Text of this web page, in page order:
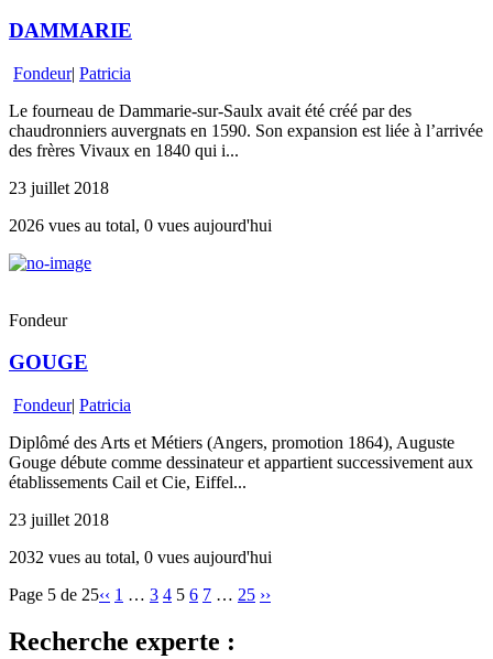
DAMMARIE
Fondeur| Patricia
Le fourneau de Dammarie-sur-Saulx avait été créé par des
chaudronniers auvergnats en 1590. Son expansion est liée à l’arrivée
des frères Vivaux en 1840 qui i...
23 juillet 2018
2026 vues au total, 0 vues aujourd'hui
Fondeur
GOUGE
Fondeur| Patricia
Diplômé des Arts et Métiers (Angers, promotion 1864), Auguste
Gouge débute comme dessinateur et appartient successivement aux
établissements Cail et Cie, Eiffel...
23 juillet 2018
2032 vues au total, 0 vues aujourd'hui
Page 5 de 25‹‹ 1 … 3 4 5 6 7 … 25 ››
Recherche experte :